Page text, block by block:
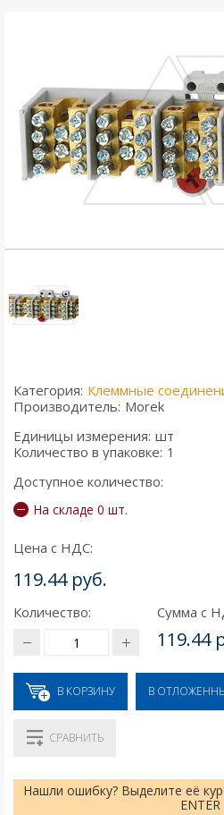
Категория: Клеммные
Производитель: Morek
Единицы измерения: шт
Количество в упаковке: 1
Доступное количество:
На складе 0 шт.
Цена с НДС:
119.44 руб.
Количество: Сумма с
119.44
В КОРЗИНУ В
СРАВНИТЬ
Нашли ошибку? Выделите её
ENTER